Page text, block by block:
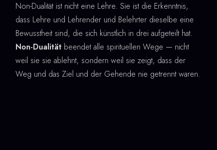
Non-Dualität ist nicht eine Lehre. Sie ist die Erkenntnis,
dass Lehre und Lehrender und Belehrter dieselbe eine
Bewusstheit sind, die sich künstlich in drei aufgeteilt hat.
Non-Dualität beendet alle spirituellen Wege — nicht
weil sie sie ablehnt, sondern weil sie zeigt, dass der
Weg und das Ziel und der Gehende nie getrennt waren.